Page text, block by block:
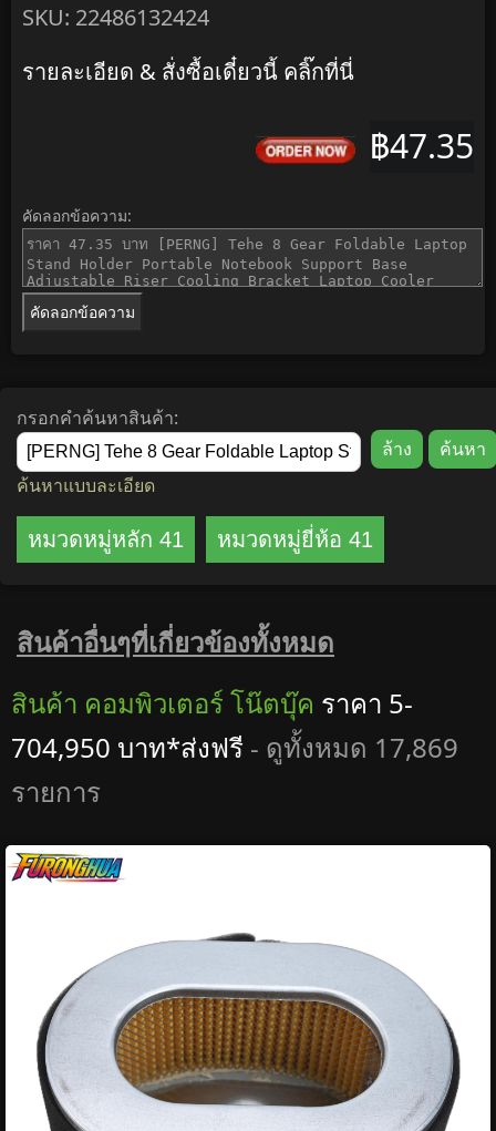
SKU: 22486132424
รายละเอียด & สั่งซื้อเดี๋ยวนี้ คลิ๊กที่นี่
฿47.35
คัดลอกข้อความ:
คัดลอกข้อความ
กรอกคำค้นหาสินค้า:
ค้นหาแบบละเอียด
หมวดหมู่หลัก 41 หมวดหมู่ยี่ห้อ 41
สินค้าอื่นๆที่เกี่ยวข้องทั้งหมด
สินค้า คอมพิวเตอร์ โน๊ตบุ๊ค ราคา 5-
704,950 บาท*ส่งฟรี - ดูทั้งหมด 17,869
รายการ